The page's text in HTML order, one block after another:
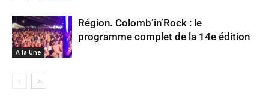
A la Une
Région. Colomb’in’Rock : le
programme complet de la 14e édition